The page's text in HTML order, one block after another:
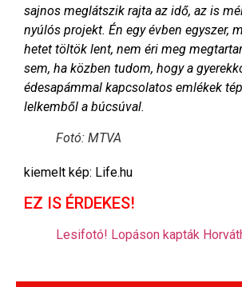
sajnos meglátszik rajta az idő, az is
nyúlós projekt. Én egy évben egyszer,
hetet töltök lent, nem éri meg
sem, ha közben tudom, hogy a
édesapámmal kapcsolatos emlékek
lelkemből a búcsúval.
Fotó: MTVA
kiemelt kép: Life.hu
EZ IS ÉRDEKES!
Lesifotó! Lopáson kapták